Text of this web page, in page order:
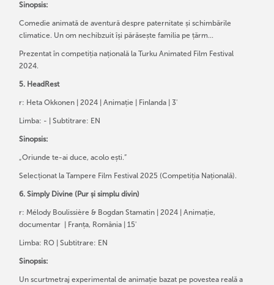
Sinopsis:
Comedie animată de aventură despre paternitate și schimbările
climatice. Un om nechibzuit își părăsește familia pe țărm...
Prezentat în competiția națională la Turku Animated Film Festival
2024.
5. HeadRest
r: Heta Okkonen | 2024 | Animație | Finlanda | 3'
Limba: - | Subtitrare: EN
Sinopsis:
„Oriunde te-ai duce, acolo ești.”
Selecționat la Tampere Film Festival 2025 (Competiția Națională).
6. Simply Divine (Pur și simplu divin)
r: Mélody Boulissière & Bogdan Stamatin | 2024 | Animație,
documentar | Franța, România | 15'
Limba: RO | Subtitrare: EN
Sinopsis:
Un scurtmetraj experimental de animație bazat pe povestea reală a